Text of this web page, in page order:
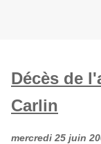
Décès de
Carlin
mercredi 25 juin